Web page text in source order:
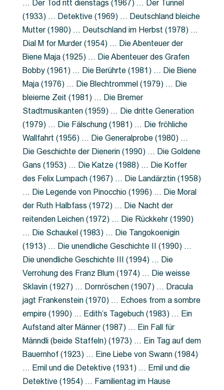
… Der Tod ritt dienstags (1967) … Der Tunnel
(1933) … Detektive (1969) … Deutschland bleiche
Mutter (1980) … Deutschland im Herbst (1978) …
Dial M for Murder (1954) … Die Abenteuer der
Biene Maja (1925) … Die Abenteuer des Grafen
Bobby (1961) … Die Berührte (1981) … Die Biene
Maja (1976) … Die Blechtrommel (1979) … Die
bleierne Zeit (1981) … Die Bremer
Stadtmusikanten (1959) … Die dritte Generation
(1979) … Die Fälschung (1981) … Die fröhliche
Wallfahrt (1956) … Die Generalprobe (1980) …
Die Geschichte der Dienerin (1990) … Die Goldene
Gans (1953) … Die Katze (1988) … Die Koffer
des Felix Lumpach (1967) … Die Landärztin (1958)
… Die Legende von Pinocchio (1996) … Die Moral
der Ruth Halbfass (1972) … Die Nacht der
reitenden Leichen (1972) … Die Rückkehr (1990)
… Die Schaukel (1983) … Die Tangokoenigin
(1913) … Die unendliche Geschichte II (1990) …
Die unendliche Geschichte III (1994) … Die
Verrohung des Franz Blum (1974) … Die weisse
Sklavin (1927) … Dornröschen (1907) … Dracula
jagt Frankenstein (1970) … Echoes from a sombre
empire (1990) … Edith’s Tagebuch (1983) … Ein
Aufstand alter Männer (1987) … Ein Fall für
Männdli (beide Staffeln) (1973) … Ein Tag auf dem
Bauernhof (1923) … Eine Liebe von Swann (1984)
… Emil und die Detektive (1931) … Emil und die
Detektive (1954) … Familientag im Hause